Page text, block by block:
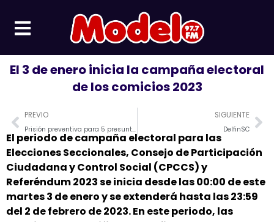
contenido
El 3 de enero inicia la campaña electoral
de los comicios 2023
Prev
PREVIO
Prisión preventiva para 5 presuntos extorsionadores
SIGUIENTE
DelfinSC
El periodo de campaña electoral para las
Elecciones Seccionales, Consejo de Participación
Ciudadana y Control Social (CPCCS) y
Referéndum 2023 se inicia desde las 00:00 de este
martes 3 de enero y se extenderá hasta las 23:59
del 2 de febrero de 2023. En este periodo, las